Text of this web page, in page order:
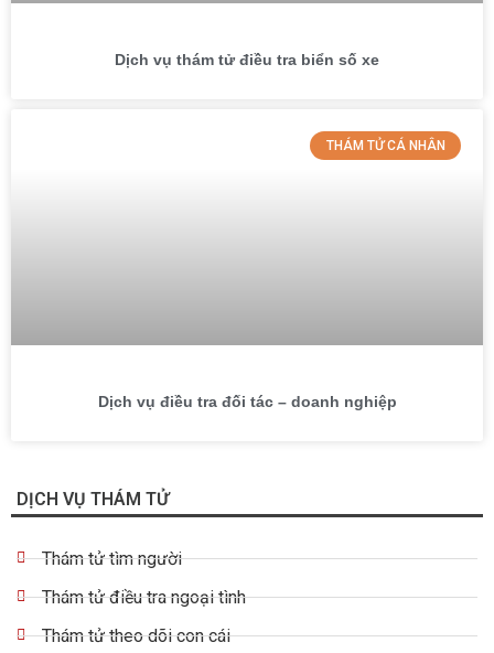
Dịch vụ thám tử điều tra biển số xe
THÁM TỬ CÁ NHÂN
Dịch vụ điều tra đối tác – doanh nghiệp
DỊCH VỤ THÁM TỬ
Thám tử tìm người
Thám tử điều tra ngoại tình
Thám tử theo dõi con cái